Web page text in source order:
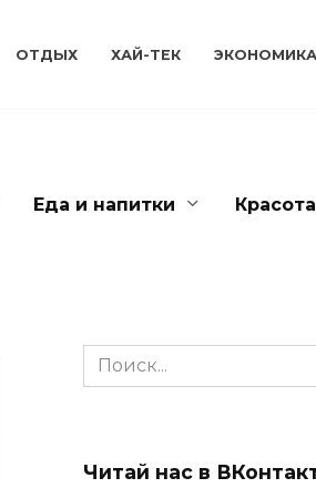
ОТДЫХ ХАЙ-ТЕК ЭКОНОМИКА
Еда и напитки Красота
Search
for:
Читай нас в